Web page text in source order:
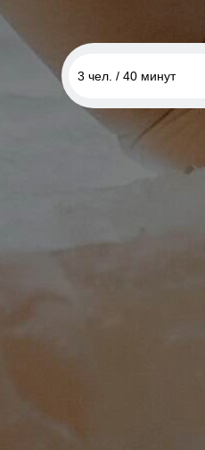
3 чел. / 40 минут
3 чел. / 40 минут